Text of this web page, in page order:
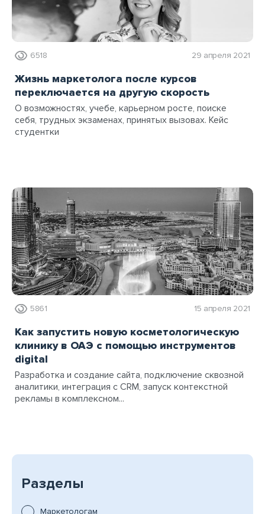
6518 29 апреля 2021
Жизнь маркетолога после курсов
переключается на другую скорость
О возможностях, учебе, карьерном росте, поиске
себя, трудных экзаменах, принятых вызовах. Кейс
студентки
5861 15 апреля 2021
Как запустить новую косметологическую
клинику в ОАЭ с помощью инструментов
digital
Разработка и создание сайта, подключение сквозной
аналитики, интеграция с CRM, запуск контекстной
рекламы в комплексном...
Разделы
Маркетологам